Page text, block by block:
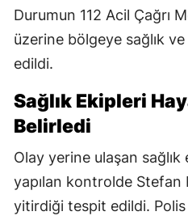
Durumun 112 Acil Çağrı
üzerine bölgeye sağlık
edildi.
Sağlık Ekipleri
Belirledi
Olay yerine ulaşan
yapılan kontrolde Stefan
yitirdiği tespit edildi.